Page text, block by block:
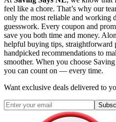
feel like a chore. That’s why our
only the most reliable and working
guesswork. Every coupon and
save you both time and money.
helpful buying tips, straightforward
handpicked recommendations to
smoother. When you choose
you can count on — every time.
Want exclusive deals delivered to